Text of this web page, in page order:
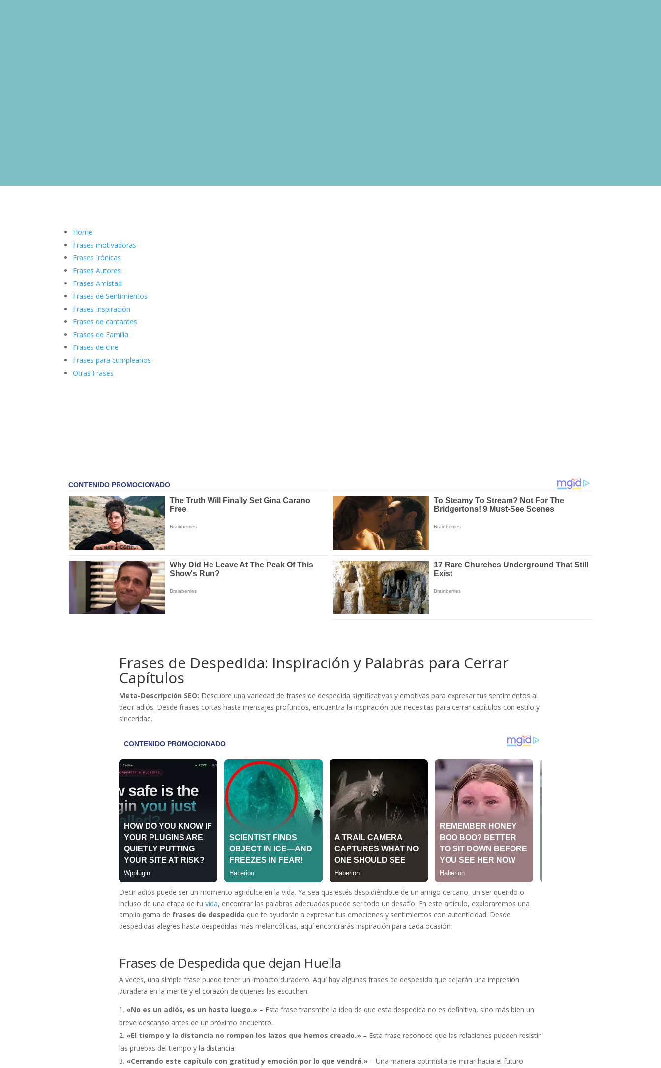
Home
Frases motivadoras
Frases Irónicas
Frases Autores
Frases Amistad
Frases de Sentimientos
Frases Inspiración
Frases de cantantes
Frases de Familia
Frases de cine
Frases para cumpleaños
Otras Frases
Frases de Despedida: Inspiración y Palabras para Cerrar
Capítulos
Meta-Descripción SEO: Descubre una variedad de frases de despedida significativas y emotivas para expresar tus sentimientos al
decir adiós. Desde frases cortas hasta mensajes profundos, encuentra la inspiración que necesitas para cerrar capítulos con estilo y
sinceridad.
Decir adiós puede ser un momento agridulce en la vida. Ya sea que estés despidiéndote de un amigo cercano, un ser querido o
incluso de una etapa de tu vida, encontrar las palabras adecuadas puede ser todo un desafío. En este artículo, exploraremos una
amplia gama de frases de despedida que te ayudarán a expresar tus emociones y sentimientos con autenticidad. Desde
despedidas alegres hasta despedidas más melancólicas, aquí encontrarás inspiración para cada ocasión.
Frases de Despedida que dejan Huella
A veces, una simple frase puede tener un impacto duradero. Aquí hay algunas frases de despedida que dejarán una impresión
duradera en la mente y el corazón de quienes las escuchen:
«No es un adiós, es un hasta luego.»– Esta frase transmite la idea de que esta despedida no es definitiva, sino más bien un
breve descanso antes de un próximo encuentro.
«El tiempo y la distancia no rompen los lazos que hemos creado.»– Esta frase reconoce que las relaciones pueden resistir
las pruebas del tiempo y la distancia.
«Cerrando este capítulo con gratitud y emoción por lo que vendrá.»– Una manera optimista de mirar hacia el futuro